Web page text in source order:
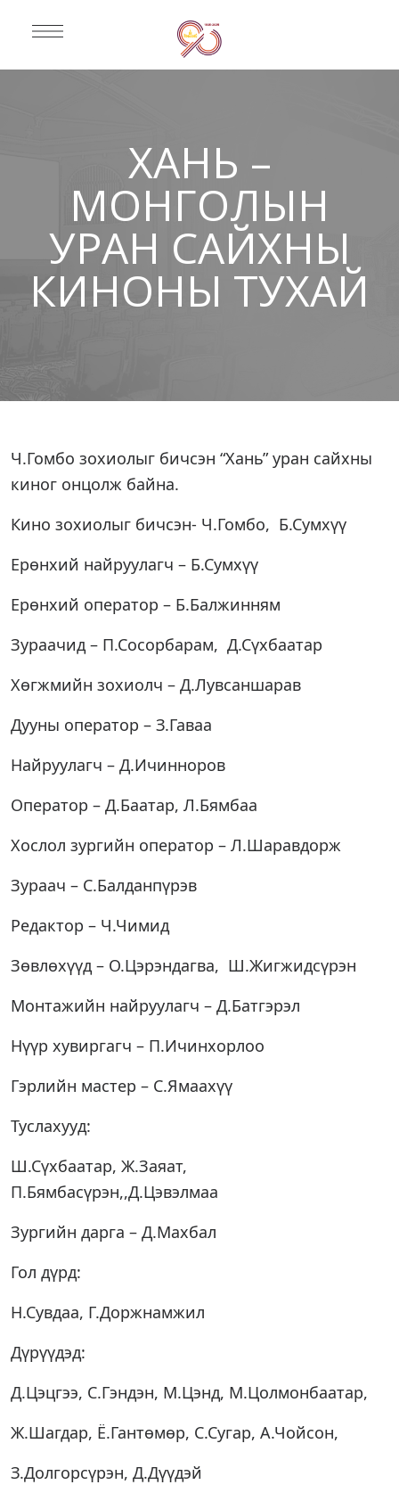
ХАНЬ –
МОНГОЛЫН
УРАН САЙХНЫ
КИНОНЫ ТУХАЙ
Ч.Гомбо зохиолыг бичсэн “Хань” уран сайхны
киног онцолж байна.
Кино зохиолыг бичсэн- Ч.Гомбо, Б.Сумхүү
Ерөнхий найруулагч – Б.Сумхүү
Ерөнхий оператор – Б.Балжинням
Зураачид – П.Сосорбарам, Д.Сүхбаатар
Хөгжмийн зохиолч – Д.Лувсаншарав
Дууны оператор – З.Гаваа
Найруулагч – Д.Ичинноров
Оператор – Д.Баатар, Л.Бямбаа
Хослол зургийн оператор – Л.Шаравдорж
Зураач – С.Балданпүрэв
Редактор – Ч.Чимид
Зөвлөхүүд – О.Цэрэндагва, Ш.Жигжидсүрэн
Монтажийн найруулагч – Д.Батгэрэл
Нүүр хувиргагч – П.Ичинхорлоо
Гэрлийн мастер – С.Ямаахүү
Туслахууд:
Ш.Сүхбаатар, Ж.Заяат,
П.Бямбасүрэн,,Д.Цэвэлмаа
Зургийн дарга – Д.Махбал
Гол дүрд:
Н.Сувдаа, Г.Доржнамжил
Дүрүүдэд:
Д.Цэцгээ, С.Гэндэн, М.Цэнд, М.Цолмонбаатар,
Ж.Шагдар, Ё.Гантөмөр, С.Сугар, А.Чойсон,
З.Долгорсүрэн, Д.Дүүдэй